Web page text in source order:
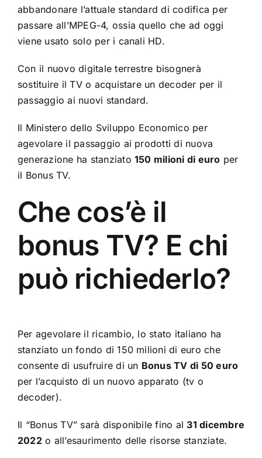
abbandonare l’attuale standard di codifica per
passare all’MPEG-4, ossia quello che ad oggi
viene usato solo per i canali HD.
Con il nuovo digitale terrestre bisognerà
sostituire il TV o acquistare un decoder per il
passaggio ai nuovi standard.
Il Ministero dello Sviluppo Economico per
agevolare il passaggio ai prodotti di nuova
generazione ha stanziato150 milioni di euro per
il Bonus TV.
Che cos’è il
bonus TV? E chi
può richiederlo?
Per agevolare il ricambio, lo stato italiano ha
stanziato un fondo di 150 milioni di euro che
consente di usufruire di un Bonus TV di 50 euro
per l’acquisto di un nuovo apparato (tv o
decoder).
Il “Bonus TV” sarà disponibile fino al31 dicembre
2022o all’esaurimento delle risorse stanziate.